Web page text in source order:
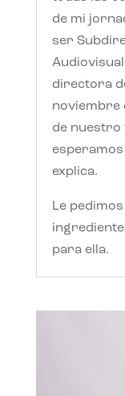
de mi
ser
directora
noviembre
de nuestro
explica.
Le
para ella.